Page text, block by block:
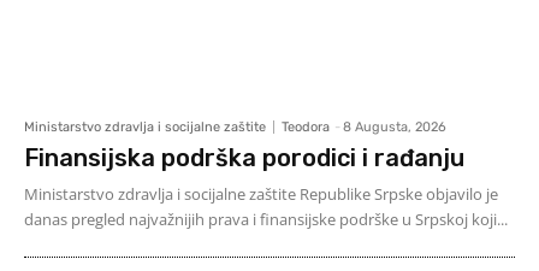
Ministarstvo zdravlja i socijalne zaštite Teodora - 8 Augusta, 2026
Finansijska podrška porodici i rađanju
Ministarstvo zdravlja i socijalne zaštite Republike Srpske objavilo je
danas pregled najvažnijih prava i finansijske podrške u Srpskoj koji...